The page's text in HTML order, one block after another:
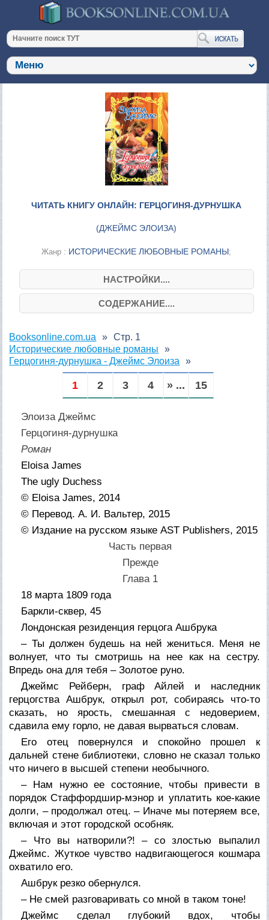
ЧИТАТЬ КНИГУ ОНЛАЙН: ГЕРЦОГИНЯ-ДУРНУШКА
(ДЖЕЙМС ЭЛОИЗА)
Жанр : ИСТОРИЧЕСКИЕ ЛЮБОВНЫЕ РОМАНЫ;
НАСТРОЙКИ....
СОДЕРЖАНИЕ....
Booksonline.com.ua
Исторические любовные романы
Герцогиня-дурнушка - Джеймс Элоиза
Стр. 1
1 2 3 4 » ... 15
Элоиза Джеймс
Герцогиня-дурнушка
Роман
Eloisa James
The ugly Duchess
© Eloisa James, 2014
© Перевод. А. И. Вальтер, 2015
© Издание на русском языке AST Publishers, 2015
Часть первая
Прежде
Глава 1
18 марта 1809 года
Баркли-сквер, 45
Лондонская резиденция герцога Ашбрука
– Ты должен будешь на ней жениться. Меня не
волнует, что ты смотришь на нее как на сестру.
Впредь она для тебя – Золотое руно.
Джеймс Рейберн, граф Айлей и наследник
герцогства Ашбрук, открыл рот, собираясь что-то
сказать, но ярость, смешанная с недоверием,
сдавила ему горло, не давая вырваться словам.
Его отец повернулся и спокойно прошел к
дальней стене библиотеки, словно не сказал только
что ничего в высшей степени необычного.
– Нам нужно ее состояние, чтобы привести в
порядок Стаффордшир-мэнор и уплатить кое-какие
долги, – продолжал отец. – Иначе мы потеряем все,
включая и этот городской особняк.
– Что вы натворили?! – со злостью выпалил
Джеймс. Жуткое чувство надвигающегося кошмара
охватило его.
Ашбрук резко обернулся.
– Не смей разговаривать со мной в таком тоне!
Джеймс сделал глубокий вдох, чтобы